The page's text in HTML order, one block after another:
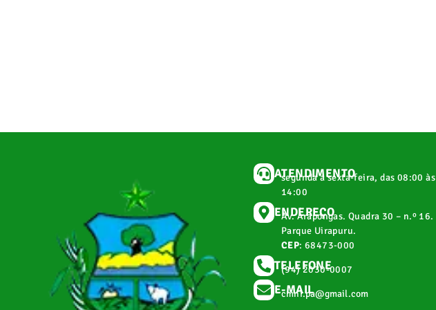
ATENDIMENTO
segunda a sexta-feira, das 08:00 às
14:00
ENDEREÇO
Av. Arapongas. Quadra 30 – n.º 16.
Parque Uirapuru.
CEP: 68473-000
TELEFONE
(94) 2030-0007
E-MAIL
cmnr.pa@gmail.com